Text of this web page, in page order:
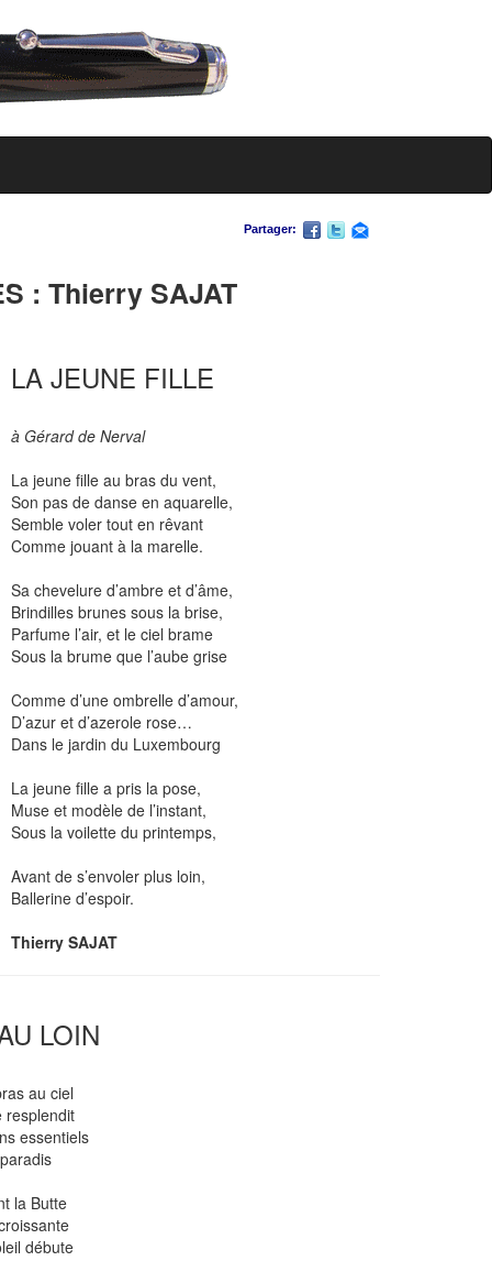
Partager:
: Thierry SAJAT
LA JEUNE FILLE
à Gérard de Nerval
La jeune fille au bras du vent,
Son pas de danse en aquarelle,
Semble voler tout en rêvant
Comme jouant à la marelle.
Sa chevelure d’ambre et d’âme,
Brindilles brunes sous la brise,
Parfume l’air, et le ciel brame
Sous la brume que l’aube grise
Comme d’une ombrelle d’amour,
D’azur et d’azerole rose…
Dans le jardin du Luxembourg
La jeune fille a pris la pose,
Muse et modèle de l’instant,
Sous la voilette du printemps,
Avant de s’envoler plus loin,
Ballerine d’espoir.
Thierry SAJAT
LOIN
au ciel
resplendit
essentiels
la Butte
débute